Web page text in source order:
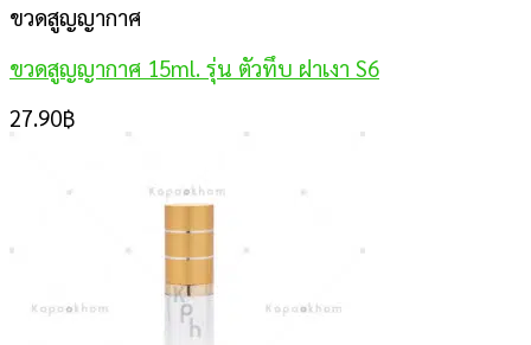
ขวดสูญญากาศ
ขวดสูญญากาศ 15ml. รุ่น ตัวทึบ ฝาเงา S6
27.90฿